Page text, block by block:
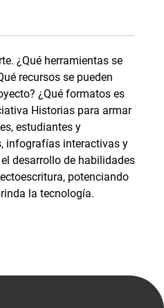
¿Qué herramientas se
recursos se pueden
¿Qué formatos es
Historias para armar
estudiantes y
infografías interactivas y
desarrollo de habilidades
potenciando
la tecnología.